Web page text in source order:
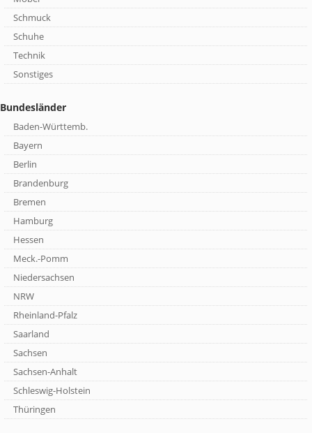
Schmuck
Schuhe
Technik
Sonstiges
Bundesländer
Baden-Württemb.
Bayern
Berlin
Brandenburg
Bremen
Hamburg
Hessen
Meck.-Pomm
Niedersachsen
NRW
Rheinland-Pfalz
Saarland
Sachsen
Sachsen-Anhalt
Schleswig-Holstein
Thüringen